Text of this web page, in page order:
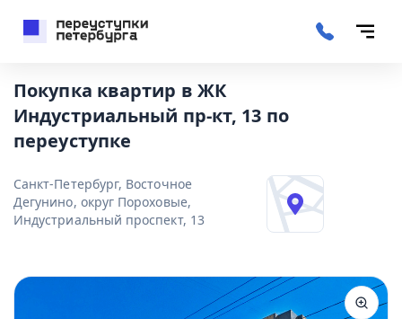
Покупка квартир в ЖК
Индустриальный пр-кт, 13 по
переуступке
Санкт-Петербург, Восточное
Дегунино, округ Пороховые,
Индустриальный проспект, 13